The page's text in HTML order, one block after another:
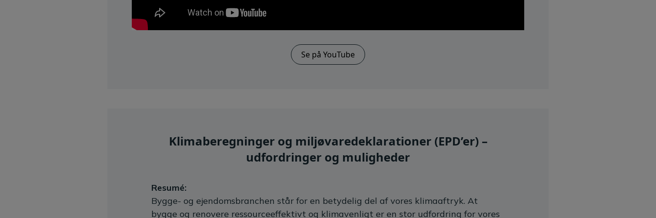
Se på YouTube
Klimaberegninger og miljøvaredeklarationer (EPD’er) –
udfordringer og muligheder
Resumé:
Bygge- og ejendomsbranchen står for en betydelig del af vores klimaaftryk. At
bygge og renovere ressourceeffektivt og klimavenligt er en stor udfordring for vores